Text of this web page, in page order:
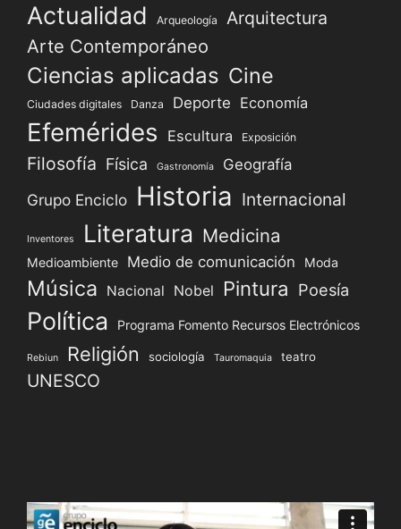
Actualidad Arqueología Arquitectura
Arte Contemporáneo
Ciencias aplicadas Cine
Ciudades digitales Danza Deporte Economía
Efemérides Escultura Exposición
Filosofía Física Gastronomía Geografía
Grupo Enciclo Historia Internacional
Inventores Literatura Medicina
Medioambiente Medio de comunicación Moda
Música Nacional Nobel Pintura Poesía
Política Programa Fomento Recursos Electrónicos
Rebiun Religión sociología Tauromaquia teatro
UNESCO